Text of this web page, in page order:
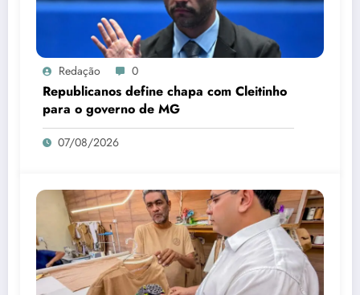
Redação 0
Republicanos define chapa com Cleitinho
para o governo de MG
07/08/2026